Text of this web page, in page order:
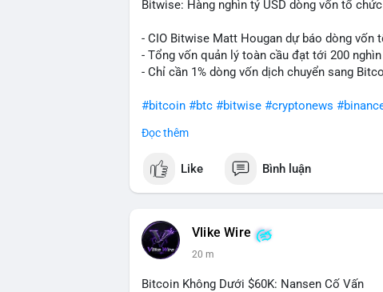
Bitwise: Hàng nghìn tỷ USD dòng vốn tổ
- CIO Bitwise Matt Hougan dự báo dòng
- Tổng vốn quản lý toàn cầu đạt tới 200 nghìn
- Chỉ cần 1% dòng vốn dịch chuyển sang
#bitcoin #btc #bitwise #cryptonews
$btc
#vlikevn #titanbot
Đọc thêm
Like Bình luận
Vlike Wire
20 m
Bitcoin Không Dưới $60K: Nansen Cố Vấn